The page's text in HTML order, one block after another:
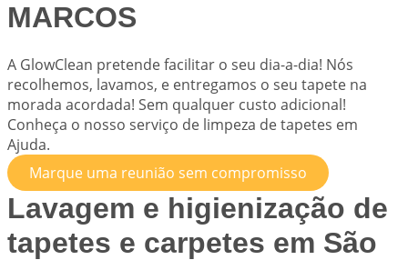
MARCOS
A GlowClean pretende facilitar o seu dia-a-dia! Nós
recolhemos, lavamos, e entregamos o seu tapete na
morada acordada! Sem qualquer custo adicional!
Conheça o nosso serviço de limpeza de tapetes em
Ajuda.
Marque uma reunião sem compromisso
Lavagem e higienização de
tapetes e carpetes em São